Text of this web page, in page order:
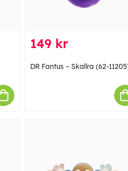
149 kr
DR Fantus – Skallra (62-